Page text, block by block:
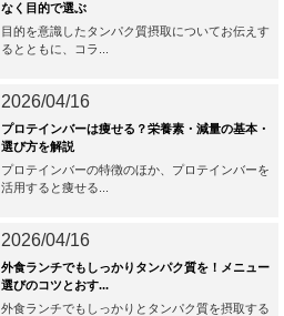
なく目的で選ぶ
目的を意識したタンパク質摂取についてお伝えす
るとともに、コラ...
2026/04/16
プロテインバーは痩せる？栄養素・減量の基本・
選び方を解説
プロテインバーの特徴のほか、プロテインバーを
活用すると痩せる...
2026/04/16
外食ランチでもしっかりタンパク質を！メニュー
選びのコツとおす...
外食ランチでもしっかりとタンパク質を摂取する